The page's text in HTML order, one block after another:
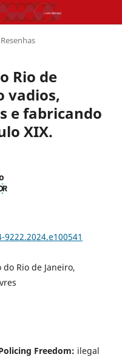
Resenhas
Rio de
vadios,
e fabricando
XIX.
do Rio de Janeiro,
Freedom: ilegal